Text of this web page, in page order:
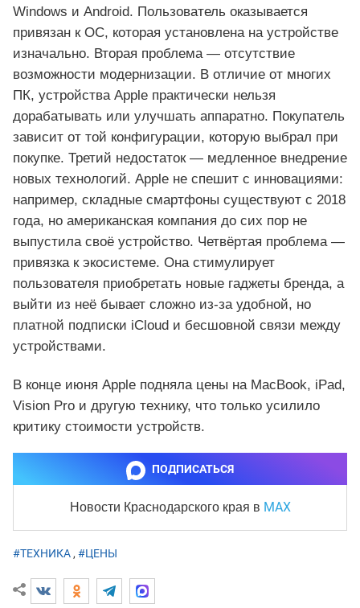
Windows и Android. Пользователь оказывается
привязан к ОС, которая установлена на устройстве
изначально. Вторая проблема — отсутствие
возможности модернизации. В отличие от многих
ПК, устройства Apple практически нельзя
дорабатывать или улучшать аппаратно. Покупатель
зависит от той конфигурации, которую выбрал при
покупке. Третий недостаток — медленное внедрение
новых технологий. Apple не спешит с инновациями:
например, складные смартфоны существуют с 2018
года, но американская компания до сих пор не
выпустила своё устройство. Четвёртая проблема —
привязка к экосистеме. Она стимулирует
пользователя приобретать новые гаджеты бренда, а
выйти из неё бывает сложно из-за удобной, но
платной подписки iCloud и бесшовной связи между
устройствами.
В конце июня Apple подняла цены на MacBook, iPad,
Vision Pro и другую технику, что только усилило
критику стоимости устройств.
ПОДПИСАТЬСЯ
Новости Краснодарского края в MAX
#ТЕХНИКА, #ЦЕНЫ